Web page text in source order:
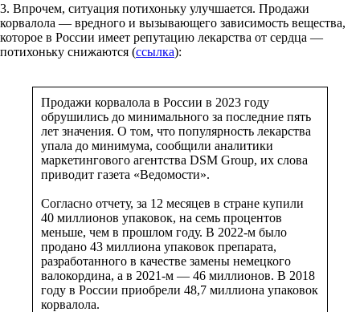
3. Впрочем, ситуация потихоньку улучшается. Продажи
корвалола — вредного и вызывающего зависимость вещества,
которое в России имеет репутацию лекарства от сердца —
потихоньку снижаются (ссылка):
Продажи корвалола в России в 2023 году
обрушились до минимального за последние пять
лет значения. О том, что популярность лекарства
упала до минимума, сообщили аналитики
маркетингового агентства DSM Group, их слова
приводит газета «Ведомости».
Согласно отчету, за 12 месяцев в стране купили
40 миллионов упаковок, на семь процентов
меньше, чем в прошлом году. В 2022-м было
продано 43 миллиона упаковок препарата,
разработанного в качестве замены немецкого
валокордина, а в 2021-м — 46 миллионов. В 2018
году в России приобрели 48,7 миллиона упаковок
корвалола.